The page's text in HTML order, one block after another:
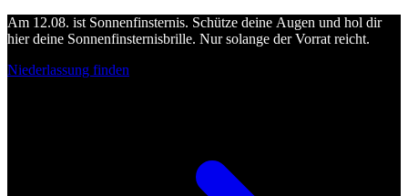
Am 12.08. ist Sonnenfinsternis. Schütze deine Augen und hol dir
hier deine Sonnenfinsternisbrille. Nur solange der Vorrat reicht.
Niederlassung finden